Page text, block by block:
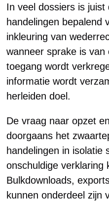
In veel dossiers is juist
handelingen bepalend
inkleuring van
wanneer sprake is
toegang wordt
informatie wordt
herleiden doel.
De vraag naar opzet
doorgaans het
handelingen in isolatie
onschuldige verklaring
Bulkdownloads,
kunnen onderdeel zijn